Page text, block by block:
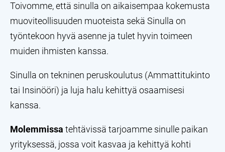
Toivomme, että sinulla on aikaisempaa kokemusta
muoviteollisuuden muoteista sekä Sinulla on
työntekoon hyvä asenne ja tulet hyvin toimeen
muiden ihmisten kanssa.
Sinulla on tekninen peruskoulutus (Ammattitukinto
tai Insinööri) ja luja halu kehittyä osaamisesi
kanssa.
Molemmissa tehtävissä tarjoamme sinulle paikan
yrityksessä, jossa voit kasvaa ja kehittyä kohti